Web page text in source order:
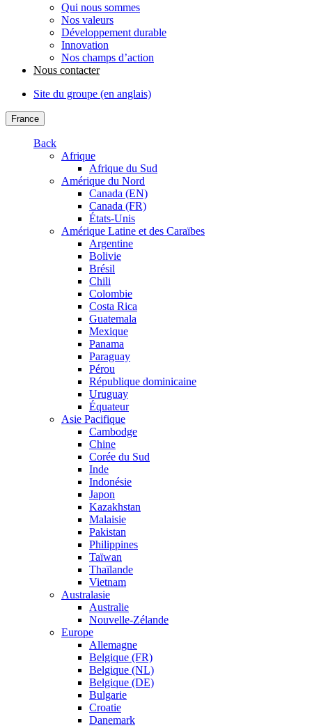
Qui nous sommes
Nos valeurs
Développement durable
Innovation
Nos champs d’action
Nous contacter
Site du groupe (en anglais)
France
Back
Afrique
Afrique du Sud
Amérique du Nord
Canada (EN)
Canada (FR)
États-Unis
Amérique Latine et des Caraïbes
Argentine
Bolivie
Brésil
Chili
Colombie
Costa Rica
Guatemala
Mexique
Panama
Paraguay
Pérou
République dominicaine
Uruguay
Équateur
Asie Pacifique
Cambodge
Chine
Corée du Sud
Inde
Indonésie
Japon
Kazakhstan
Malaisie
Pakistan
Philippines
Taïwan
Thaïlande
Vietnam
Australasie
Australie
Nouvelle-Zélande
Europe
Allemagne
Belgique (FR)
Belgique (NL)
Belgique (DE)
Bulgarie
Croatie
Danemark